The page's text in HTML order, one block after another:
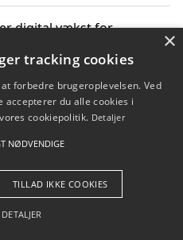
digital vækst for
for genbrug af elektronik
- Pilanto Aps
×
tracking cookies
forbedre brugeroplevelsen. Ved
accepterer du alle cookies i
cookiepolitik. Detaljer
NØDVENDIGE
TILLAD IKKE COOKIES